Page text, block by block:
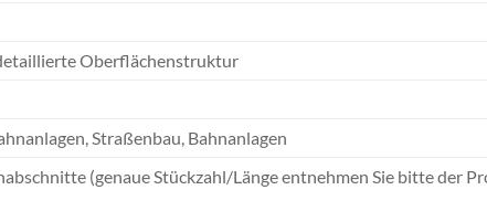
Oberflächenstruktur
Straßenbau, Bahnanlagen
(genaue Stückzahl/Länge entnehmen Sie bitte der